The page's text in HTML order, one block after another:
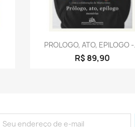
Visualização rápida
PROLOGO, ATO, EPILOGO
R$ 89,90